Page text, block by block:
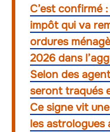
C’est confirmé
impôt qui va
ordures
2026 dans
Selon des
seront traqués
Ce signe vit
les